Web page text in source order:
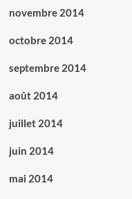
novembre 2014
octobre 2014
septembre 2014
août 2014
juillet 2014
juin 2014
mai 2014